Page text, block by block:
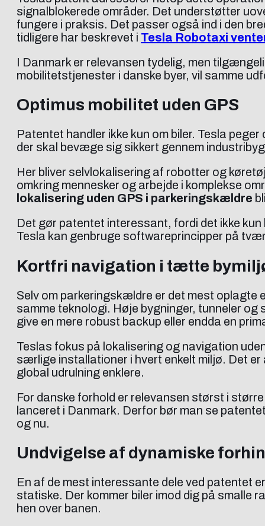
signalblokerede områder. Det understøtter
fungere i praksis. Det passer også ind i den
tidligere har beskrevet i Tesla Robotaxi
I Danmark er relevansen tydelig, men
mobilitetstjenester i danske byer, vil samme
Optimus mobilitet uden GPS
Patentet handler ikke kun om biler. Tesla
der skal bevæge sig sikkert gennem
Her bliver selvlokalisering af robotter og
omkring mennesker og arbejde i komplekse
lokalisering uden GPS i parkeringskældre
Det gør patentet interessant, fordi det ikke
Tesla kan genbruge softwareprincipper på
Kortfri navigation i tætte
Selv om parkeringskældre er det mest oplagte
samme teknologi. Høje bygninger, tunneler
give en mere robust backup eller endda en
Teslas fokus på lokalisering og navigation
særlige installationer i hvert enkelt miljø. Det
global udrulning enklere.
For danske forhold er relevansen størst i
lanceret i Danmark. Derfor bør man se
og nu.
Undvigelse af dynamiske
En af de mest interessante dele ved patentet
statiske. Der kommer biler imod dig på smalle
hen over banen.